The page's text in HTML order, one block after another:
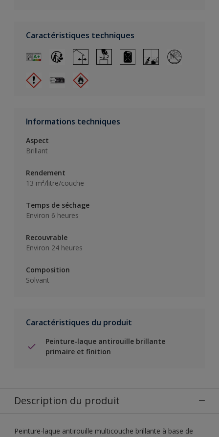
Caractéristiques techniques
Informations techniques
Aspect
Brillant
Rendement
13 m²/litre/couche
Temps de séchage
Environ 6 heures
Recouvrable
Environ 24 heures
Composition
Solvant
Caractéristiques du produit
Peinture-laque antirouille brillante
primaire et finition
Description du produit
Peinture-laque antirouille multicouche brillante à base de